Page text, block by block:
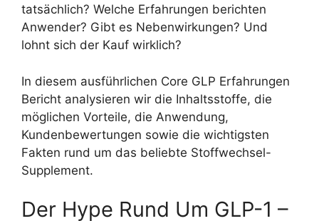
tatsächlich? Welche Erfahrungen berichten
Anwender? Gibt es Nebenwirkungen? Und
lohnt sich der Kauf wirklich?
In diesem ausführlichen Core GLP Erfahrungen
Bericht analysieren wir die Inhaltsstoffe, die
möglichen Vorteile, die Anwendung,
Kundenbewertungen sowie die wichtigsten
Fakten rund um das beliebte Stoffwechsel-
Supplement.
Der Hype Rund Um GLP-1 –